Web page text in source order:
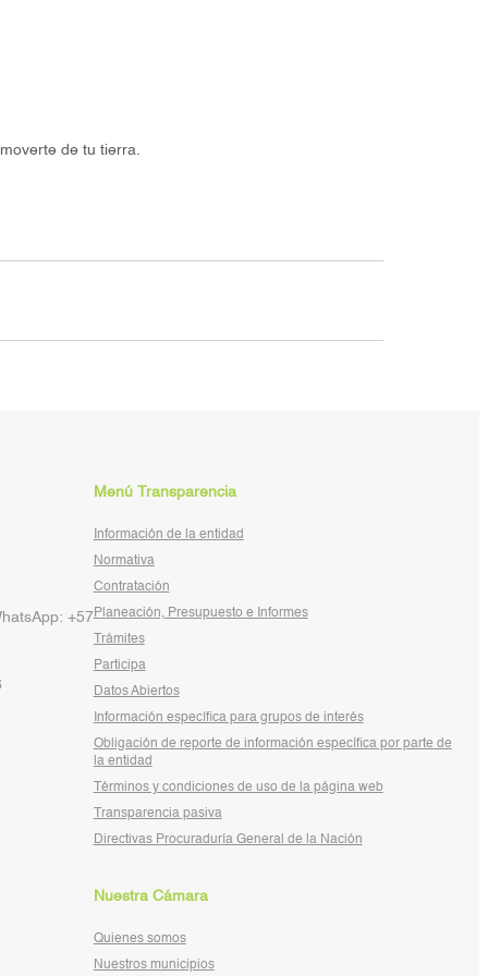
de tu tierra.
+57
Menú Transparencia
Información de la entidad
Normativa
Contratación
Planeación, Presupuesto e Informes
Trámites
Participa
Datos Abiertos
Información específica para grupos de interés
Obligación de reporte de información específica por parte de
la entidad
Términos y condiciones de uso de la página web
Transparencia pasiva
Directivas Procuraduría General de la Nación
Nuestra Cámara
Quienes somos
Nuestros municipios